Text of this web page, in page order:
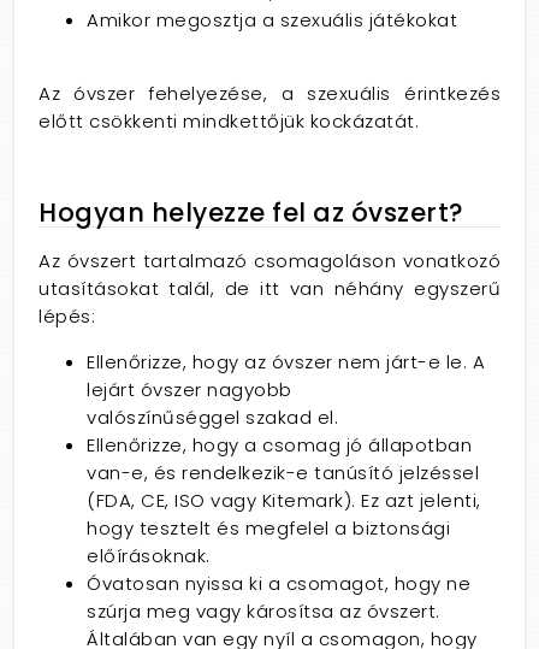
Amikor megosztja a szexuális játékokat
Az óvszer fehelyezése, a szexuális érintkezés
előtt csökkenti mindkettőjük kockázatát.
Hogyan helyezze fel az óvszert?
Az óvszert tartalmazó csomagoláson vonatkozó
utasításokat talál, de itt van néhány egyszerű
lépés:
Ellenőrizze, hogy az óvszer nem járt-e le. A
lejárt óvszer nagyobb
valószínűséggel szakad el.
Ellenőrizze, hogy a csomag jó állapotban
van-e, és rendelkezik-e tanúsító jelzéssel
(FDA, CE, ISO vagy Kitemark). Ez azt jelenti,
hogy tesztelt és megfelel a biztonsági
előírásoknak.
Óvatosan nyissa ki a csomagot, hogy ne
szúrja meg vagy károsítsa az óvszert.
Általában van egy nyíl a csomagon, hogy